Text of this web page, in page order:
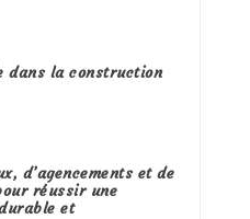
dans la construction
d’agencements et de
réussir une
et